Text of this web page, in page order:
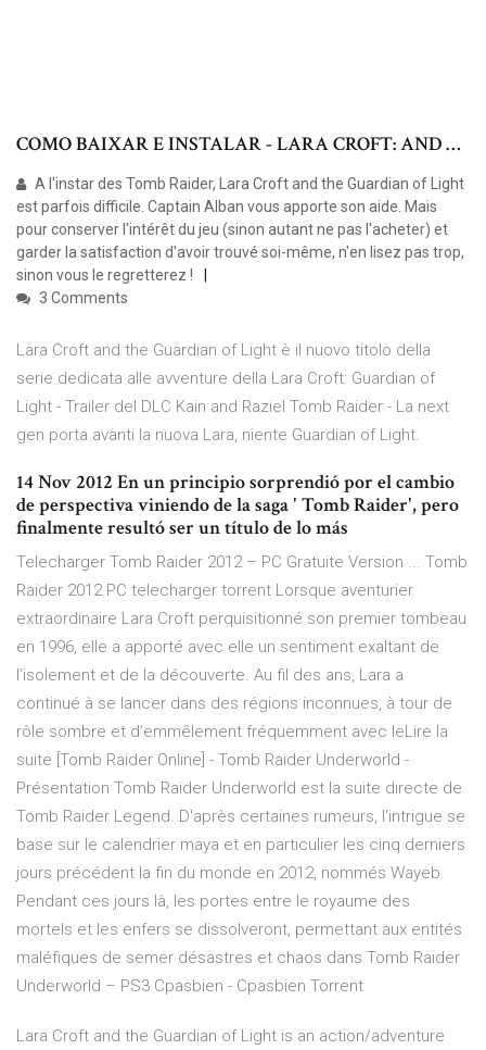
COMO BAIXAR E INSTALAR - LARA CROFT: AND …
A l'instar des Tomb Raider, Lara Croft and the Guardian of Light
est parfois difficile. Captain Alban vous apporte son aide. Mais
pour conserver l'intérêt du jeu (sinon autant ne pas l'acheter) et
garder la satisfaction d'avoir trouvé soi-même, n'en lisez pas trop,
sinon vous le regretterez !
3 Comments
Lara Croft and the Guardian of Light è il nuovo titolo della
serie dedicata alle avventure della Lara Croft: Guardian of
Light - Trailer del DLC Kain and Raziel Tomb Raider - La next
gen porta avanti la nuova Lara, niente Guardian of Light.
14 Nov 2012 En un principio sorprendió por el cambio
de perspectiva viniendo de la saga ' Tomb Raider', pero
finalmente resultó ser un título de lo más
Telecharger Tomb Raider 2012 – PC Gratuite Version ... Tomb
Raider 2012 PC telecharger torrent Lorsque aventurier
extraordinaire Lara Croft perquisitionné son premier tombeau
en 1996, elle a apporté avec elle un sentiment exaltant de
l’isolement et de la découverte. Au fil des ans, Lara a
continué à se lancer dans des régions inconnues, à tour de
rôle sombre et d’emmêlement fréquemment avec leLire la
suite [Tomb Raider Online] - Tomb Raider Underworld -
Présentation Tomb Raider Underworld est la suite directe de
Tomb Raider Legend. D'après certaines rumeurs, l'intrigue se
base sur le calendrier maya et en particulier les cinq derniers
jours précédent la fin du monde en 2012, nommés Wayeb.
Pendant ces jours là, les portes entre le royaume des
mortels et les enfers se dissolveront, permettant aux entités
maléfiques de semer désastres et chaos dans Tomb Raider
Underworld – PS3 Cpasbien - Cpasbien Torrent
Lara Croft and the Guardian of Light is an action/adventure